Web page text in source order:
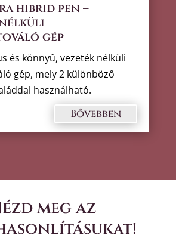
hibrid pen –
gép
és könnyű, vezeték nélküli
gép, mely 2 különböző
használható.
Bővebben
meg az